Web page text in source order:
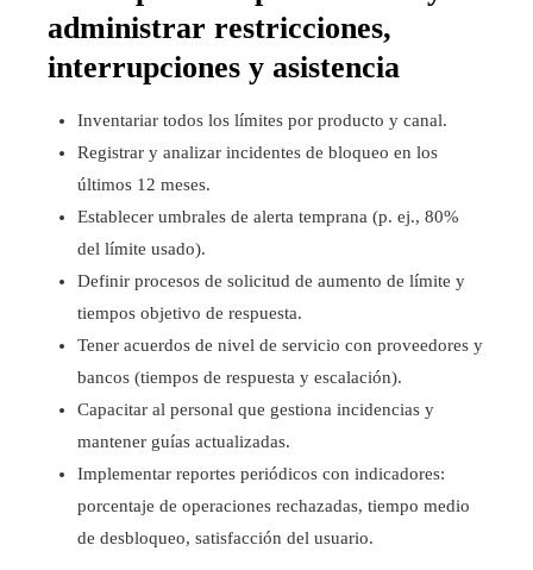
administrar restricciones,
interrupciones y asistencia
Inventariar todos los límites por producto y canal.
Registrar y analizar incidentes de bloqueo en los
últimos 12 meses.
Establecer umbrales de alerta temprana (p. ej., 80%
del límite usado).
Definir procesos de solicitud de aumento de límite y
tiempos objetivo de respuesta.
Tener acuerdos de nivel de servicio con proveedores y
bancos (tiempos de respuesta y escalación).
Capacitar al personal que gestiona incidencias y
mantener guías actualizadas.
Implementar reportes periódicos con indicadores:
porcentaje de operaciones rechazadas, tiempo medio
de desbloqueo, satisfacción del usuario.